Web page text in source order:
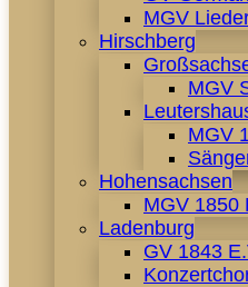
MGV
Hirschberg
MGV
MGV
Hohensachsen
MGV 1850
Ladenburg
GV 1843